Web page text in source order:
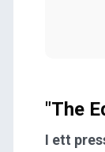
"The
I ett